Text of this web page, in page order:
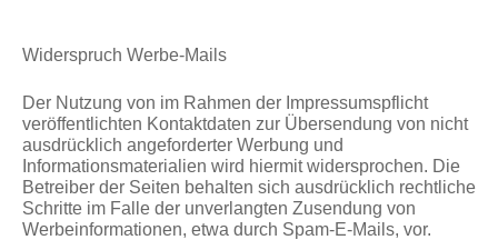
Widerspruch Werbe-Mails
Der Nutzung von im Rahmen der Impressumspflicht
veröffentlichten Kontaktdaten zur Übersendung von nicht
ausdrücklich angeforderter Werbung und
Informationsmaterialien wird hiermit widersprochen. Die
Betreiber der Seiten behalten sich ausdrücklich rechtliche
Schritte im Falle der unverlangten Zusendung von
Werbeinformationen, etwa durch Spam-E-Mails, vor.